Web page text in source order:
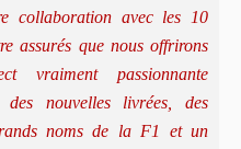
collaboration avec les 10
assurés que nous offrirons
vraiment passionnante
nouvelles livrées, des
noms de la F1 et un